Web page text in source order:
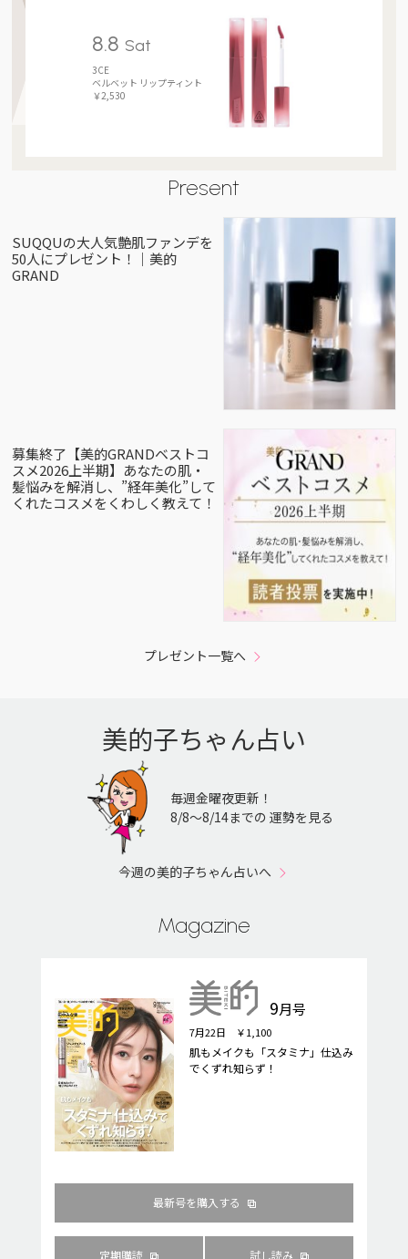
8.8 Sat
3CE
ベルベット リップティント
￥2,530
Present
SUQQUの大人気艶肌ファンデを
50人にプレゼント！｜美的
GRAND
募集終了【美的GRANDベストコ
スメ2026上半期】あなたの肌・
髪悩みを解消し、”経年美化”して
くれたコスメをくわしく教えて！
プレゼント一覧へ
美的子ちゃん占い
毎週金曜夜更新！
8/8〜8/14までの 運勢を見る
今週の美的子ちゃん占いへ
Magazine
9月号
7月22日 ￥1,100
肌もメイクも「スタミナ」仕込み
でくずれ知らず！
最新号を購入する
定期購読 試し読み